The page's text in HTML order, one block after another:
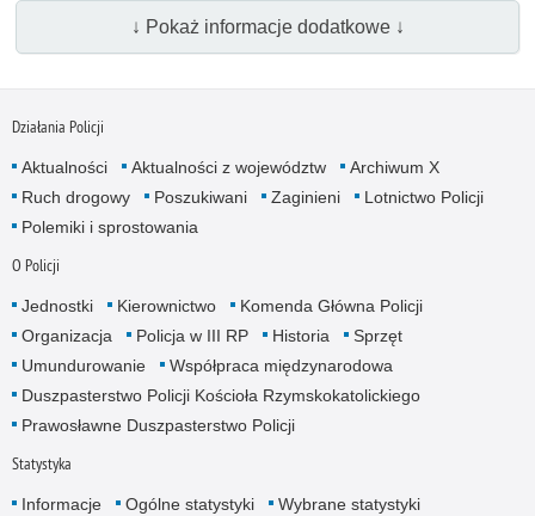
↓ Pokaż informacje dodatkowe ↓
Działania Policji
Aktualności Aktualności z województw
Archiwum X
Ruch drogowy
Poszukiwani Zaginieni
Lotnictwo Policji
Polemiki i sprostowania
O Policji
Jednostki Kierownictwo
Komenda Główna Policji
Organizacja
Policja w III RP Historia
Sprzęt
Umundurowanie
Współpraca międzynarodowa
Duszpasterstwo Policji Kościoła Rzymskokatolickiego
Prawosławne Duszpasterstwo Policji
Statystyka
Informacje Ogólne statystyki
Wybrane statystyki